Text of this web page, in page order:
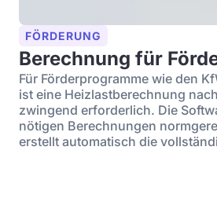
FÖRDERUNG
Berechnung für
Für Förderprogramme wie den
ist eine Heizlastberechnung
zwingend erforderlich. Die
nötigen Berechnungen
erstellt automatisch die